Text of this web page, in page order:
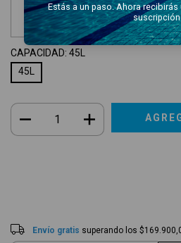
CAPACIDAD: 45L
45L
Envío gratis superando los
Estás a un paso. Ahora recibirás